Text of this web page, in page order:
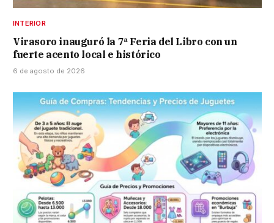
INTERIOR
Virasoro inauguró la 7ª Feria del Libro con un
fuerte acento local e histórico
6 de agosto de 2026